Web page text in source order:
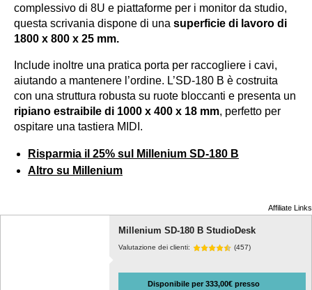
complessivo di 8U e piattaforme per i monitor da studio,
questa scrivania dispone di una superficie di lavoro di
1800 x 800 x 25 mm.
Include inoltre una pratica porta per raccogliere i cavi,
aiutando a mantenere l’ordine. L’SD-180 B è costruita
con una struttura robusta su ruote bloccanti e presenta un
ripiano estraibile di 1000 x 400 x 18 mm, perfetto per
ospitare una tastiera MIDI.
Risparmia il 25% sul Millenium SD-180 B
Altro su Millenium
Affiliate Links
Millenium SD-180 B StudioDesk
Valutazione dei clienti: (457)
Disponibile per 333,00€ presso